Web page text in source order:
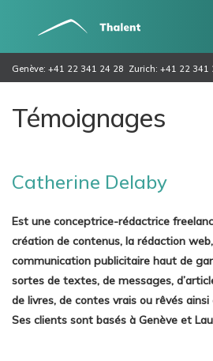
Genève: +41 22 341 24 28 Zurich: +41 22 341
Témoignages
Catherine Delaby
Est une conceptrice-rédactrice
création de contenus, la rédaction
communication publicitaire haut de
sortes de textes, de messages,
de livres, de contes vrais ou rêvés
Ses clients sont basés à Genève et